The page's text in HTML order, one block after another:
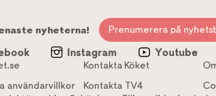
nyheterna! Prenumerera på
Instagram Youtube
Kontakta Köket
användarvillkor
Kontakta TV4